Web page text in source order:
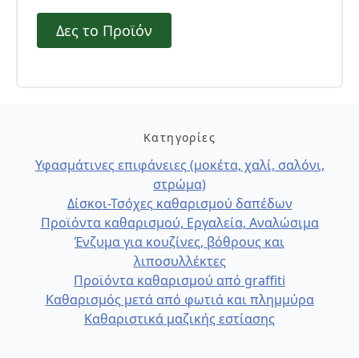
Δες το Προϊόν
Κατηγορίες
Υφασμάτινες επιφάνειες (μοκέτα, χαλί, σαλόνι,
στρώμα)
Δίσκοι-Τσόχες καθαρισμού δαπέδων
Προϊόντα καθαρισμού, Εργαλεία, Αναλώσιμα
Ένζυμα για κουζίνες, βόθρους και
λιποσυλλέκτες
Προϊόντα καθαρισμού από graffiti
Καθαρισμός μετά από φωτιά και πλημμύρα
Καθαριστικά μαζικής εστίασης